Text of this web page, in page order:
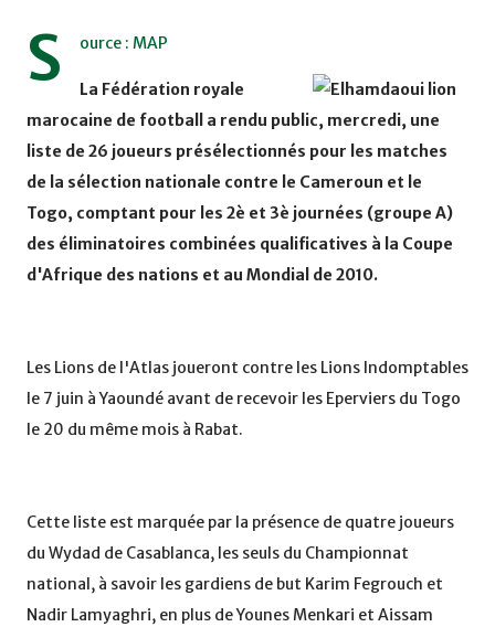
S ource : MAP
La Fédération royale
marocaine de football a rendu public, mercredi, une
liste de 26 joueurs présélectionnés pour les matches
de la sélection nationale contre le Cameroun et le
Togo, comptant pour les 2è et 3è journées (groupe A)
des éliminatoires combinées qualificatives à la Coupe
d'Afrique des nations et au Mondial de 2010.
Les Lions de l'Atlas joueront contre les Lions Indomptables
le 7 juin à Yaoundé avant de recevoir les Eperviers du Togo
le 20 du même mois à Rabat.
Cette liste est marquée par la présence de quatre joueurs
du Wydad de Casablanca, les seuls du Championnat
national, à savoir les gardiens de but Karim Fegrouch et
Nadir Lamyaghri, en plus de Younes Menkari et Aissam